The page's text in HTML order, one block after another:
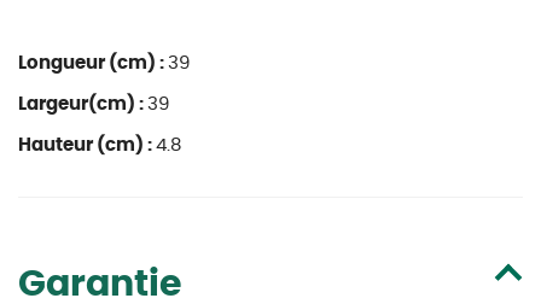
Longueur (cm) : 39
Largeur(cm) : 39
Hauteur (cm) : 4.8
Garantie